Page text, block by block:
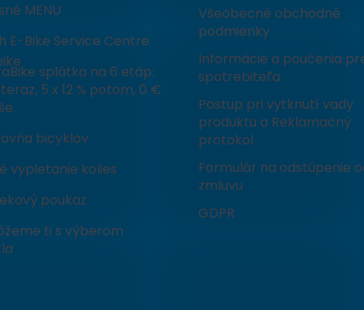
MENU
E-Bike Service Centre
splátka na 6 etáp:
5 x 12 % potom, 0 €
bicyklov
vypletanie kolies
poukaz
ti s výberom
Všeobecné obchodné
podmienky
Informácie a poučenia
spotrebiteľa
Postup pri vytknutí vady
produktu a Reklamačný
protokol
Formulár na odstúpenie
zmluvu
GDPR